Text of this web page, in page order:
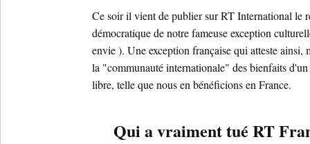
Ce soir il vient de publier sur RT International le
démocratique de notre fameuse exception
envie ). Une exception française qui atteste ainsi,
la "communauté internationale" des bienfaits
libre, telle que nous en bénéficions en France.
Qui a vraiment tué RT